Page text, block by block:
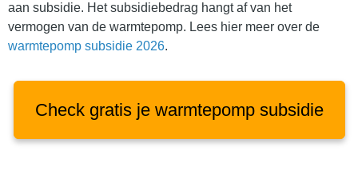
aan subsidie. Het subsidiebedrag hangt af van het
vermogen van de warmtepomp. Lees hier meer over de
warmtepomp subsidie 2026.
Check gratis je warmtepomp subsidie